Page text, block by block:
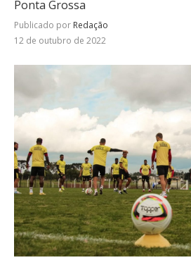
Ponta Grossa
Publicado por Redação
12 de outubro de 2022